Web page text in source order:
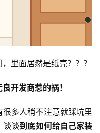
里面居然是纸壳？？？
开发商惹的祸！
多人稍不注意就踩坑里
谈谈到底如何给自己家装